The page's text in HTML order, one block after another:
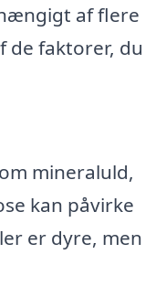
af flere
de faktorer, du
mineraluld,
kan påvirke
er dyre, men